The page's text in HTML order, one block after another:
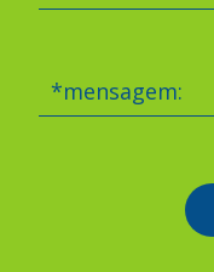
*mensagem: